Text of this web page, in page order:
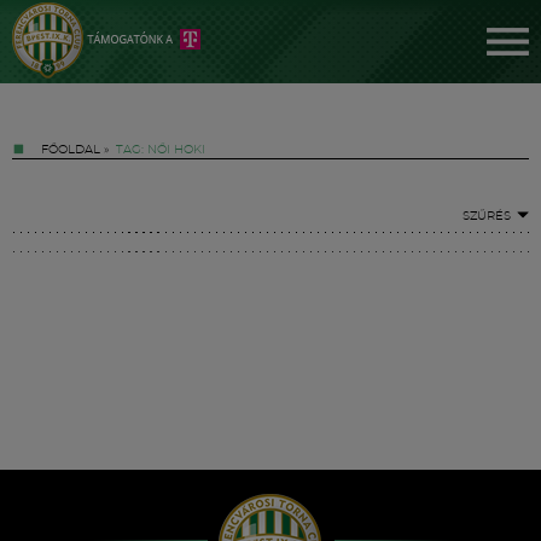
FŐOLDAL » TAG: NŐI HOKI
SZŰRÉS
Hírek